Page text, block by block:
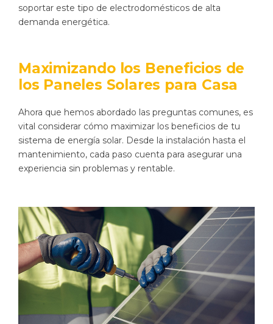
soportar este tipo de electrodomésticos de alta
demanda energética.
Maximizando los Beneficios de
los Paneles Solares para Casa
Ahora que hemos abordado las preguntas comunes, es
vital considerar cómo maximizar los beneficios de tu
sistema de energía solar. Desde la instalación hasta el
mantenimiento, cada paso cuenta para asegurar una
experiencia sin problemas y rentable.